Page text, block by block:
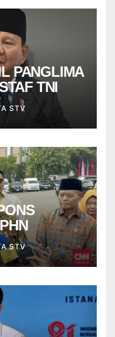
PANGLIMA
TNI
STV
STV